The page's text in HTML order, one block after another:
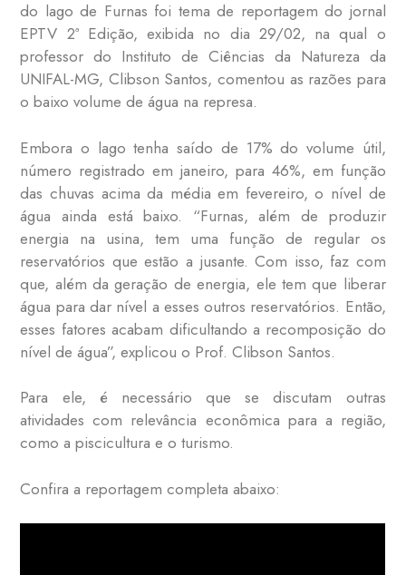
do lago de Furnas foi tema de reportagem do jornal
EPTV 2ª Edição, exibida no dia 29/02, na qual o
professor do Instituto de Ciências da Natureza da
UNIFAL-MG, Clibson Santos, comentou as razões para
o baixo volume de água na represa.
Embora o lago tenha saído de 17% do volume útil,
número registrado em janeiro, para 46%, em função
das chuvas acima da média em fevereiro, o nível de
água ainda está baixo. “Furnas, além de produzir
energia na usina, tem uma função de regular os
reservatórios que estão a jusante. Com isso, faz com
que, além da geração de energia, ele tem que liberar
água para dar nível a esses outros reservatórios. Então,
esses fatores acabam dificultando a recomposição do
nível de água”, explicou o Prof. Clibson Santos.
Para ele, é necessário que se discutam outras
atividades com relevância econômica para a região,
como a piscicultura e o turismo.
Confira a reportagem completa abaixo: